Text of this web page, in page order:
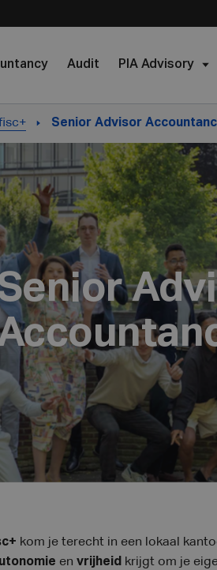
Audit PIA Advisory
Senior Advisor
kom je terecht in een lokaal
en vrijheid krijgt om je